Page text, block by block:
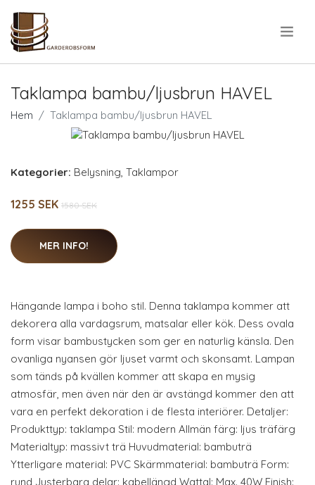
Taklampa bambu/ljusbrun HAVEL
Hem Taklampa bambu/ljusbrun HAVEL
Kategorier: Belysning Taklampor
1255 SEK 1580 SEK
MER INFO!
Hängande lampa i boho stil. Denna taklampa kommer att
dekorera alla vardagsrum, matsalar eller kök. Dess ovala
form visar bambustycken som ger en naturlig känsla. Den
ovanliga nyansen gör ljuset varmt och skonsamt. Lampan
som tänds på kvällen kommer att skapa en mysig
atmosfär, men även när den är avstängd kommer den att
vara en perfekt dekoration i de flesta interiörer. Detaljer:
Produkttyp: taklampa Stil: modern Allmän färg: ljus träfärg
Materialtyp: massivt trä Huvudmaterial: bambuträ
Ytterligare material: PVC Skärmmaterial: bambuträ Form:
rund Justerbara delar: kabellängd Wattal: Max. 40W Finish: